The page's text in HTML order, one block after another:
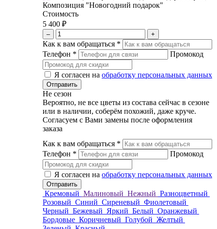
Композиция "Новогодний подарок"
Стоимость
5 400 ₽
– +
Как к вам обращаться *
Телефон * Промокод
Я согласен на обработку персональных данных
Не сезон
Вероятно, не все цветы из состава сейчас в сезоне
или в наличии, соберём похожий, даже круче.
Согласуем с Вами замены после оформления
заказа
Как к вам обращаться *
Телефон * Промокод
Я согласен на обработку персональных данных
Кремовый Малиновый Нежный Разноцветный
Розовый Синий Сиреневый Фиолетовый
Черный Бежевый Яркий Белый Оранжевый
Бордовые Коричневый Голубой Желтый